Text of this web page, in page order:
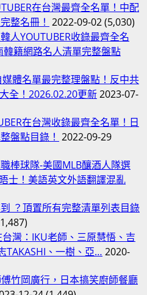
在台灣最齊全名單！中配
整名冊！ 2022-09-02(5,030)
人YOUTUBER收錄最齊全名
韓籍網路名人清單完整盤點
媒體名單最完整理盤點！反中共
全！2026.02.20更新2023-07-
在台灣收錄最齊全名單！日
盤點目錄！ 2022-09-29
棒球隊-美國MLB釀酒人隊選
士！美語英文外語翻譯混亂
？頂置所有完整清單列表目錄
台灣：IKU老師、三原慧悟、吉
TAKASHI、一樹、亞… 2020-
竹岡廣行，日本搞笑廚師餐廳